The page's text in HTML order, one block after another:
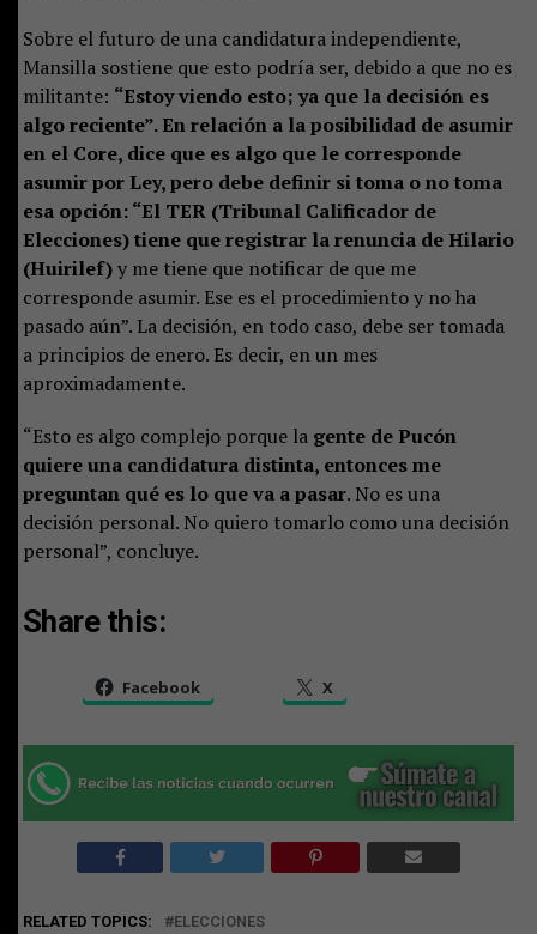
Sobre el futuro de una candidatura independiente,
Mansilla sostiene que esto podría ser, debido a que no es
militante: “Estoy viendo esto; ya que la decisión es
algo reciente”. En relación a la posibilidad de asumir
en el Core, dice que es algo que le corresponde
asumir por Ley, pero debe definir si toma o no toma
esa opción: “El TER (Tribunal Calificador de
Elecciones) tiene que registrar la renuncia de Hilario
(Huirilef)y me tiene que notificar de que me
corresponde asumir. Ese es el procedimiento y no ha
pasado aún”. La decisión, en todo caso, debe ser tomada
a principios de enero. Es decir, en un mes
aproximadamente.
“Esto es algo complejo porque lagente de Pucón
quiere una candidatura distinta, entonces me
preguntan qué es lo que va a pasar. No es una
decisión personal. No quiero tomarlo como una decisión
personal”, concluye.
Share this:
Facebook X
RELATED TOPICS: ELECCIONES